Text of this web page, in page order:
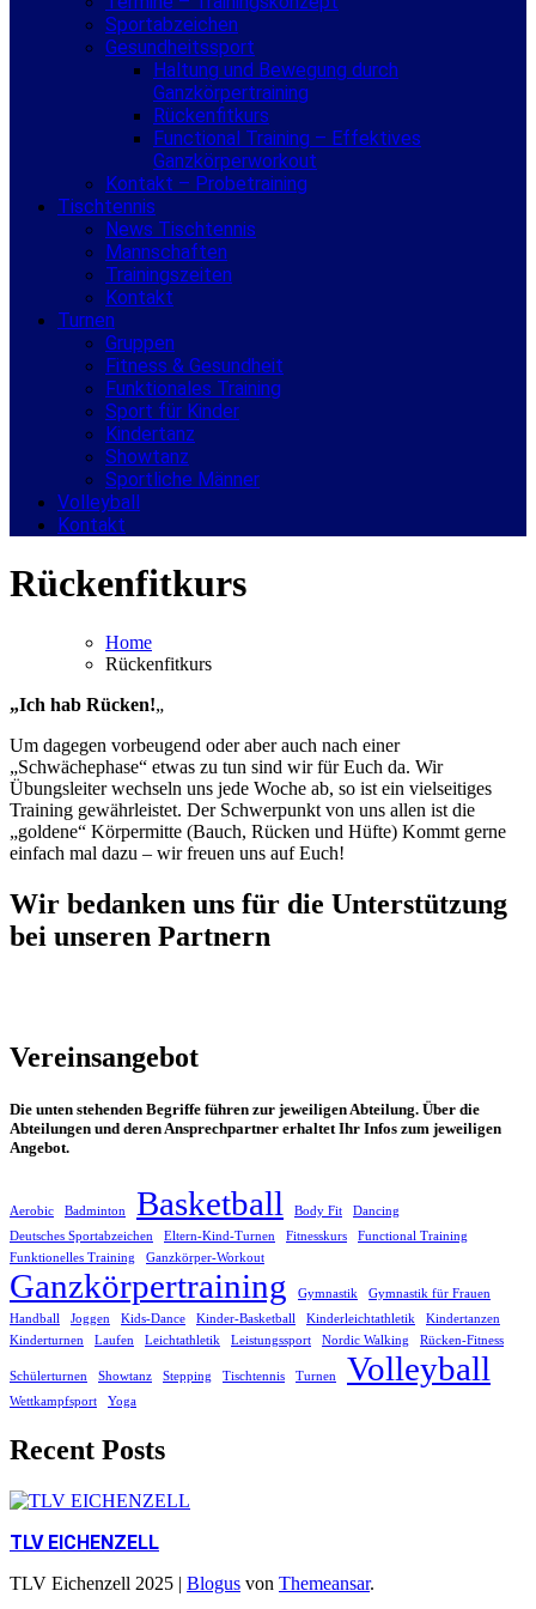
Sportabzeichen
Gesundheitssport
Haltung und Bewegung durch
Ganzkörpertraining
Rückenfitkurs
Functional Training – Effektives
Ganzkörperworkout
Kontakt – Probetraining
Tischtennis
News Tischtennis
Mannschaften
Trainingszeiten
Kontakt
Turnen
Gruppen
Fitness & Gesundheit
Funktionales Training
Sport für Kinder
Kindertanz
Showtanz
Sportliche Männer
Volleyball
Kontakt
Rückenfitkurs
Home
Rückenfitkurs
„Ich hab Rücken!„
Um dagegen vorbeugend oder aber auch nach einer
„Schwächephase“ etwas zu tun sind wir für Euch da. Wir
Übungsleiter wechseln uns jede Woche ab, so ist ein vielseitiges
Training gewährleistet. Der Schwerpunkt von uns allen ist die
„goldene“ Körpermitte (Bauch, Rücken und Hüfte) Kommt gerne
einfach mal dazu – wir freuen uns auf Euch!
Wir bedanken uns für die Unterstützung
bei unseren Partnern
Vereinsangebot
Die unten stehenden Begriffe führen zur jeweiligen Abteilung. Über die
Abteilungen und deren Ansprechpartner erhaltet Ihr Infos zum jeweiligen
Angebot.
Aerobic Badminton Basketball Body Fit
Dancing
Deutsches Sportabzeichen
Eltern-Kind-Turnen Fitnesskurs
Functional Training
Funktionelles Training
Ganzkörper-Workout
Ganzkörpertraining Gymnastik
Gymnastik für Frauen
Handball
Joggen Kids-Dance Kinder-Basketball Kinderleichtathletik
Kindertanzen
Kinderturnen
Laufen Leichtathletik Leistungssport Nordic Walking Rücken-Fitness
Schülerturnen Showtanz Stepping Tischtennis Turnen Volleyball
Wettkampfsport Yoga
Recent Posts
TLV EICHENZELL
TLV Eichenzell 2025 | Blogus von Themeansar.